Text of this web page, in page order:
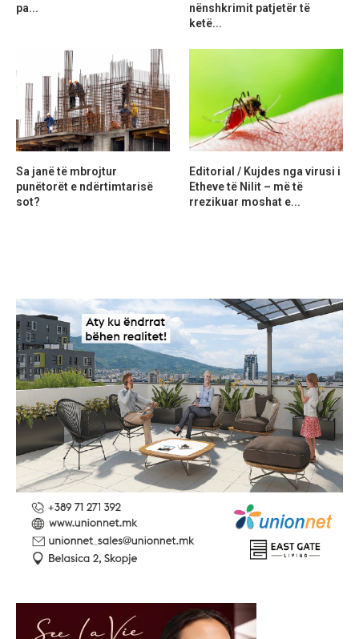
pa...
nënshkrimit patjetër të
ketë...
Sa janë të mbrojtur
punëtorët e ndërtimtarisë
sot?
Editorial / Kujdes nga virusi i
Etheve të Nilit – më të
rrezikuar moshat e...